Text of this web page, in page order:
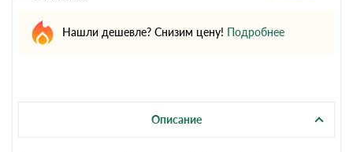
Нашли дешевле? Снизим цену! Подробнее
Описание